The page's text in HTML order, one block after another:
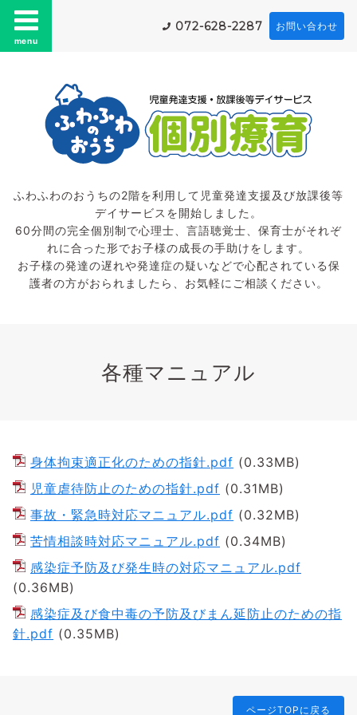
menu
072-628-2287 お問い合わせ
ふわふわのおうちの2階を利用して児童発達支援及び放課後等
デイサービスを開始しました。
60分間の完全個別制で心理士、言語聴覚士、保育士がそれぞ
れに合った形でお子様の成長の手助けをします。
お子様の発達の遅れや発達症の疑いなどで心配されている保
護者の方がおられましたら、お気軽にご相談ください。
各種マニュアル
身体拘束適正化のための指針.pdf (0.33MB)
児童虐待防止のための指針.pdf (0.31MB)
事故・緊急時対応マニュアル.pdf (0.32MB)
苦情相談時対応マニュアル.pdf (0.34MB)
感染症予防及び発生時の対応マニュアル.pdf
(0.36MB)
感染症及び食中毒の予防及びまん延防止のための指
針.pdf (0.35MB)
ページTOPに戻る